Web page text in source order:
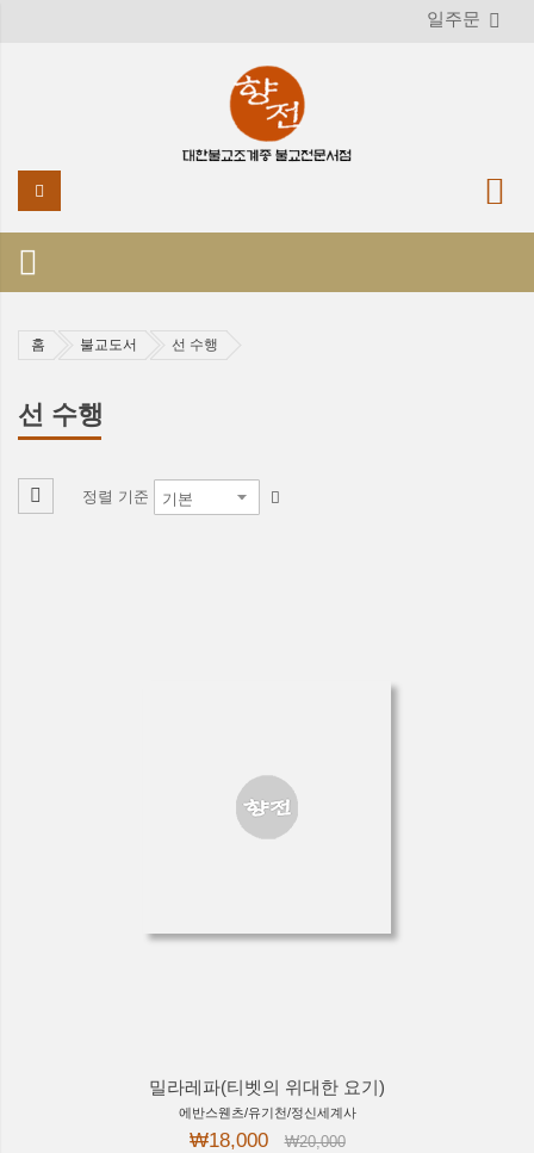
일주문
홈 불교도서 선 수행
선 수행
정렬 기준
밀라레파(티벳의 위대한 요기)
에반스웬츠/유기천/정신세계사
₩18,000 ₩20,000